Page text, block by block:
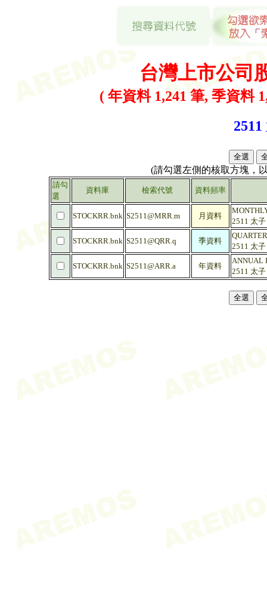
台灣上市公司
( 年資料 1,241 筆, 季資料
(請勾選左側的核取方塊，
請勾
選
資料庫 檢索代號 資料頻率
STOCKRR.bnk S2511@MRR.m 月資料
2511 太
STOCKRR.bnk S2511@QRR.q 季資料
2511 太
STOCKRR.bnk S2511@ARR.a 年資料
ANNUAL
2511 太